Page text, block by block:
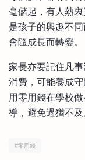
毫儲起，有人熱
是孩子的興趣不
會隨成長而轉變。
家長亦要記住凡
消費，可能養成
用零用錢在學校
導，避免過猶不及
#零用錢